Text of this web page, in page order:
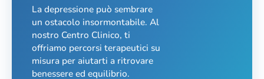
La depressione può sembrare
un ostacolo insormontabile. Al
nostro Centro Clinico, ti
offriamo percorsi terapeutici su
misura per aiutarti a ritrovare
benessere ed equilibrio.